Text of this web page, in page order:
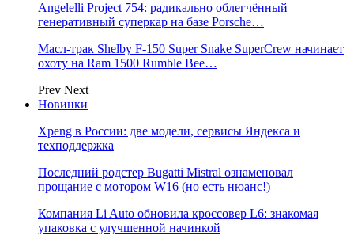
Angelelli Project 754: радикально облегчённый
генеративный суперкар на базе Porsche…
Масл-трак Shelby F-150 Super Snake SuperCrew начинает
охоту на Ram 1500 Rumble Bee…
Prev Next
Новинки
Xpeng в России: две модели, сервисы Яндекса и
техподдержка
Последний родстер Bugatti Mistral ознаменовал
прощание с мотором W16 (но есть нюанс!)
Компания Li Auto обновила кроссовер L6: знакомая
упаковка с улучшенной начинкой